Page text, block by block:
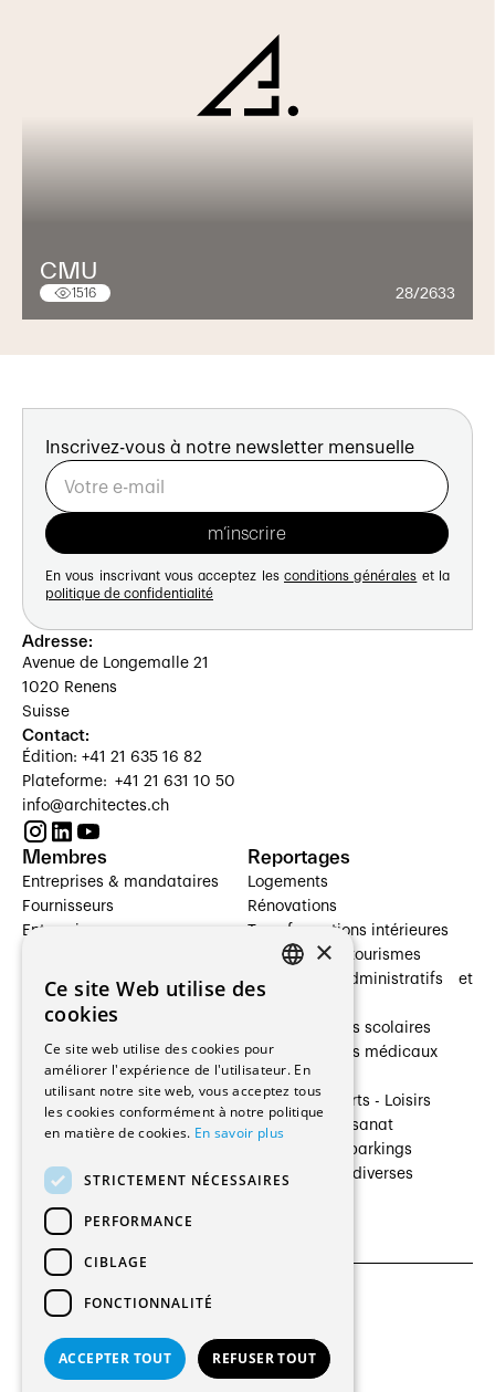
CMU
1516 28/2633
Inscrivez-vous à notre newsletter mensuelle
En vous inscrivant vous acceptez les conditions générales et la
politique de confidentialité
Adresse:
Avenue de Longemalle 21
1020 Renens
Suisse
Contact:
Édition: +41 21 635 16 82
Plateforme: +41 21 631 10 50
info@architectes.ch
Membres
Entreprises & mandataires
Fournisseurs
Entreprises
Architectes paysagistes
Architectes d'intérieur
Entreprises générales
Ingénieurs et mandataires
Fabricants / Fournisseurs
Régies immobilières
Gestion PPE
Reportages
Logements
Rénovations
Transformations intérieures
Hôtelleries et tourismes
Bâtiments administratifs et
Établissements scolaires
Établissements médicaux
Villas
Cultures - Sports - Loisirs
Industrie - Artisanat
Transports et parkings
Constructions diverses
© 2026 Tous droits réservés
CGU et Politique de confidentialités
×
Ce site Web utilise des
cookies
Ce site web utilise des cookies pour
améliorer l'expérience de l'utilisateur. En
utilisant notre site web, vous acceptez tous
les cookies conformément à notre politique
en matière de cookies. En savoir plus
STRICTEMENT NÉCESSAIRES
PERFORMANCE
CIBLAGE
FONCTIONNALITÉ
ACCEPTER TOUT REFUSER TOUT